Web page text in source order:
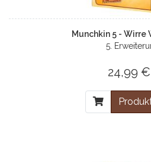
Munchkin 5 - Wirre
5.
24,99